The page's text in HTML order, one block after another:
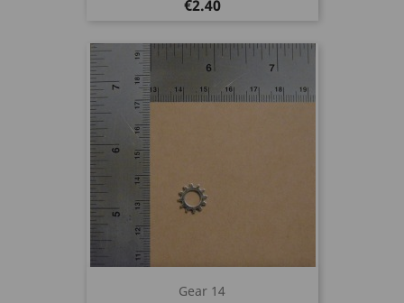
Price
€2.40
Gear 14